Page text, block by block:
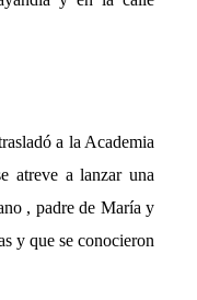
a la Academia
atreve a lanzar una
, padre de María y
y que se conocieron